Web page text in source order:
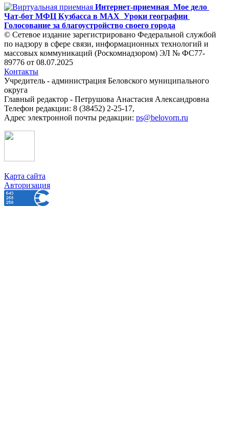
Интернет-приемная Мое дело
Чат-бот МФЦ Кузбасса в MAX Уроки географии
Голосование за благоустройство своего города
© Сетевое издание зарегистрировано Федеральной службой
по надзору в сфере связи, информационных технологий и
массовых коммуникаций (Роскомнадзором) ЭЛ № ФС77-
89776 от 08.07.2025
Контакты
Учредитель - администрация Беловского муниципального
округа
Главный редактор - Петрушова Анастасия Александровна
Телефон редакции: 8 (38452) 2-25-17,
Адрес электронной почты редакции: ps@belovorn.ru
Карта сайта
Авторизация